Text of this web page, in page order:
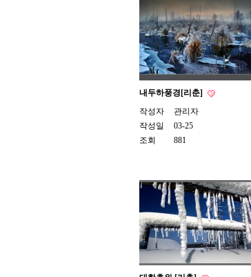
내두하풍경[리춘]
작성자
관리자
작성일
03-25
조회
881